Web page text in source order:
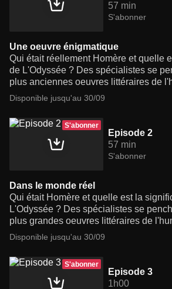
57 min
S'abonner
Une oeuvre énigmatique
Qui était réellement Homère et quelle
de L'Odyssée ? Des spécialistes se
plus anciennes oeuvres littéraires de
Disponible jusqu'au 30/09
S'abonner
Episode 2
57 min
S'abonner
Dans le monde réel
Qui était Homère et quelle est la
L'Odyssée ? Des spécialistes se
plus grandes oeuvres littéraires de
Disponible jusqu'au 30/09
S'abonner
Episode 3
1h00